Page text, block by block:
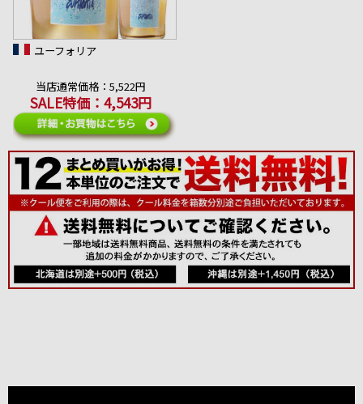
ユーフォリア
当店通常価格：5,522円
SALE特価：4,543円